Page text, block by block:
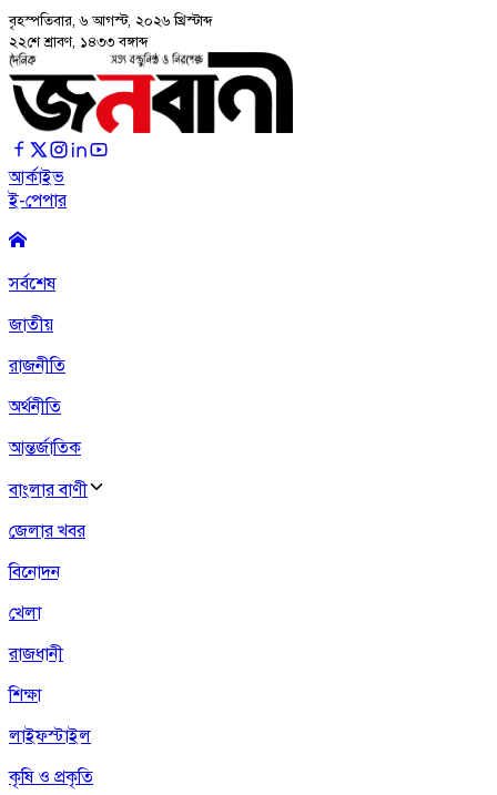
বৃহস্পতিবার, ৬ আগস্ট, ২০২৬ খ্রিস্টাব্দ
২২শে শ্রাবণ, ১৪৩৩ বঙ্গাব্দ
আর্কাইভ
ই-পেপার
সর্বশেষ
জাতীয়
রাজনীতি
অর্থনীতি
আন্তর্জাতিক
বাংলার বাণী
জেলার খবর
বিনোদন
খেলা
রাজধানী
শিক্ষা
লাইফস্টাইল
কৃষি ও প্রকৃতি